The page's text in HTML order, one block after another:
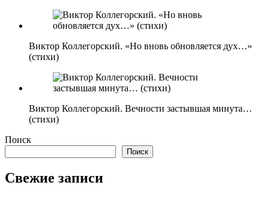
Виктор Коллегорский. «Но вновь обновляется дух…»
(стихи)
Виктор Коллегорский. Вечности застывшая минута…
(стихи)
Поиск
Поиск
Свежие записи